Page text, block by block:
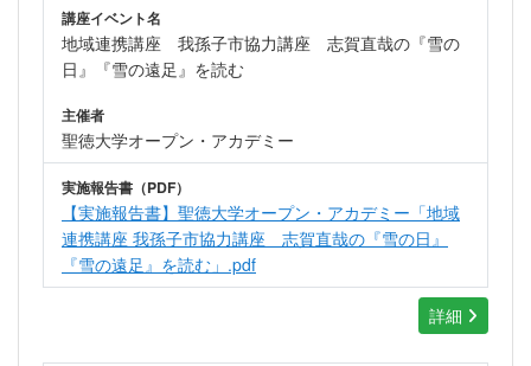
講座イベント名
地域連携講座 我孫子市協力講座 志賀直哉の『雪の
日』『雪の遠足』を読む
主催者
聖徳大学オープン・アカデミー
実施報告書（PDF）
【実施報告書】聖徳大学オープン・アカデミー「地域
連携講座 我孫子市協力講座 志賀直哉の『雪の日』
『雪の遠足』を読む」.pdf
詳細